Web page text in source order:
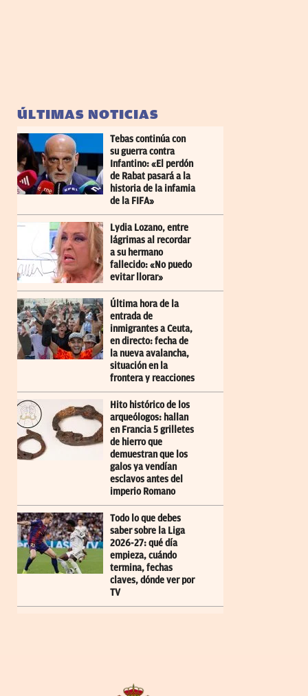
ÚLTIMAS NOTICIAS
Tebas continúa con
su guerra contra
Infantino: «El perdón
de Rabat pasará a la
historia de la infamia
de la FIFA»
Lydia Lozano, entre
lágrimas al recordar
a su hermano
fallecido: «No puedo
evitar llorar»
Última hora de la
entrada de
inmigrantes a Ceuta,
en directo: fecha de
la nueva avalancha,
situación en la
frontera y reacciones
Hito histórico de los
arqueólogos: hallan
en Francia 5 grilletes
de hierro que
demuestran que los
galos ya vendían
esclavos antes del
imperio Romano
Todo lo que debes
saber sobre la Liga
2026-27: qué día
empieza, cuándo
termina, fechas
claves, dónde ver por
TV